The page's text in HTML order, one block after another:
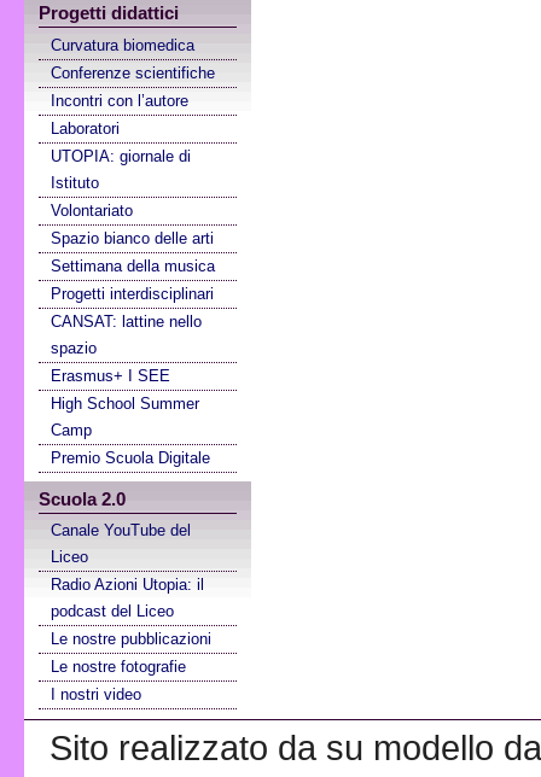
Progetti didattici
Curvatura biomedica
Conferenze scientifiche
Incontri con l’autore
Laboratori
UTOPIA: giornale di
Istituto
Volontariato
Spazio bianco delle arti
Settimana della musica
Progetti interdisciplinari
CANSAT: lattine nello
spazio
Erasmus+ I SEE
High School Summer
Camp
Premio Scuola Digitale
Scuola 2.0
Canale YouTube del
Liceo
Radio Azioni Utopia: il
podcast del Liceo
Le nostre pubblicazioni
Le nostre fotografie
I nostri video
Sito realizzato da su modello